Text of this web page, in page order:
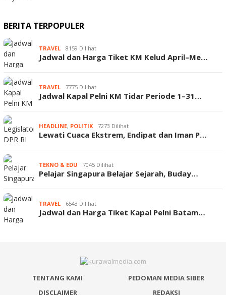
BERITA TERPOPULER
TRAVEL 8159 Dilihat
Jadwal dan Harga Tiket KM Kelud April–Me…
TRAVEL 7775 Dilihat
Jadwal Kapal Pelni KM Tidar Periode 1–31…
HEADLINE, POLITIK 7273 Dilihat
Lewati Cuaca Ekstrem, Endipat dan Iman P…
TEKNO & EDU 7045 Dilihat
Pelajar Singapura Belajar Sejarah, Buday…
TRAVEL 6543 Dilihat
Jadwal dan Harga Tiket Kapal Pelni Batam…
TENTANG KAMI
PEDOMAN MEDIA SIBER
DISCLAIMER
REDAKSI